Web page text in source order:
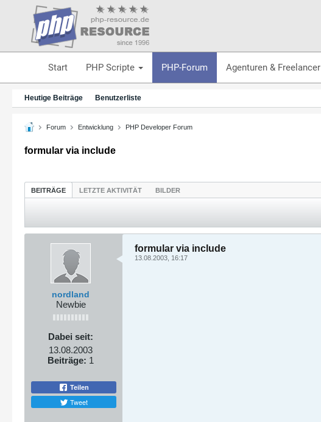
Start PHP Scripte PHP-Forum Agenturen & Freelancer
Heutige Beiträge Benutzerliste
Forum Entwicklung PHP Developer Forum
formular via include
BEITRÄGE LETZTE AKTIVITÄT BILDER
nordland
Newbie
Dabei seit:
13.08.2003
Beiträge: 1
Teilen
Tweet
formular via include
13.08.2003, 16:17